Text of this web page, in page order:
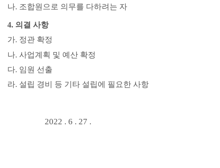
나. 조합원으로 의무를 다하려는 자
4. 의결 사항
가. 정관 확정
나. 사업계획 및 예산 확정
다. 임원 선출
라. 설립 경비 등 기타 설립에 필요한 사항
2022 . 6 . 27 .